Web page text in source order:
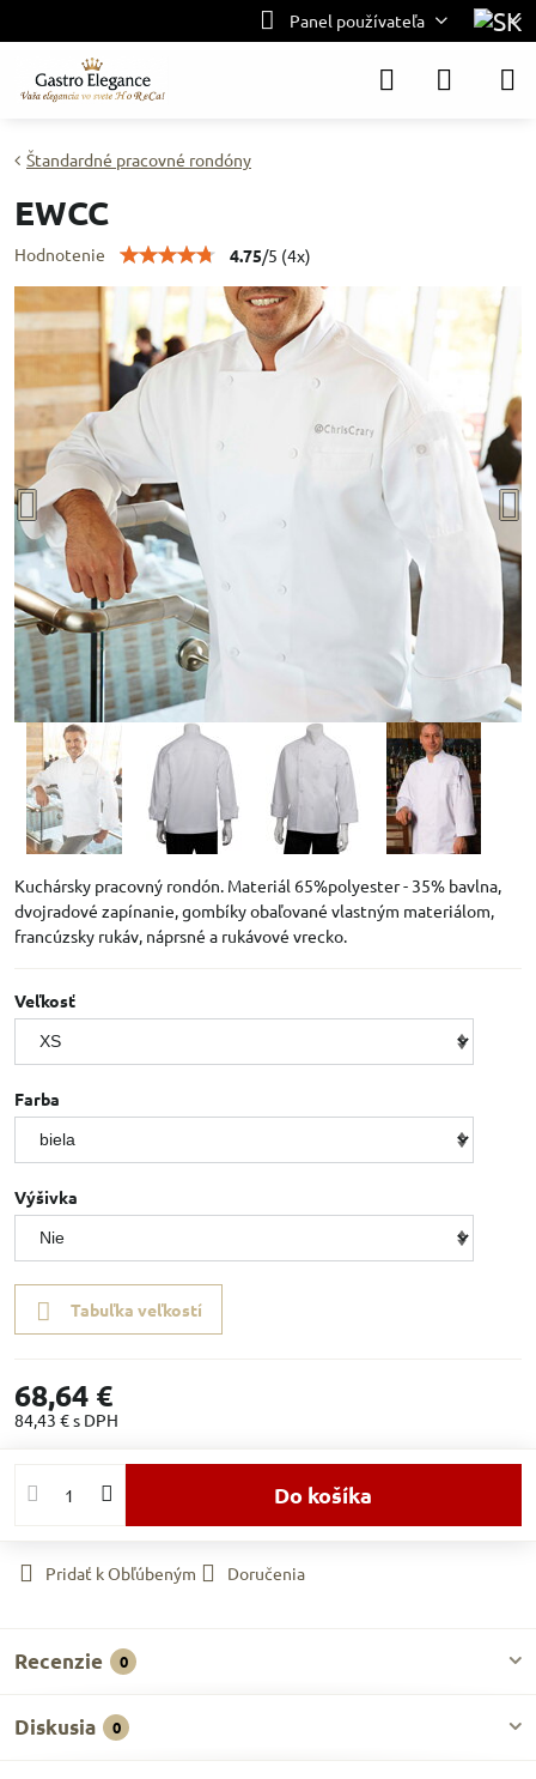
Panel používateľa
Štandardné pracovné rondóny
EWCC
Hodnotenie 4.75/5 (4x)
Kuchársky pracovný rondón. Materiál 65%polyester - 35% bavlna,
dvojradové zapínanie, gombíky obaľované vlastným materiálom,
francúzsky rukáv, náprsné a rukávové vrecko.
Veľkosť
Farba
Výšivka
Tabuľka veľkostí
68,64 €
84,43 €s DPH
Do košíka
Pridať k Obľúbeným Doručenia
Recenzie 0
Diskusia 0